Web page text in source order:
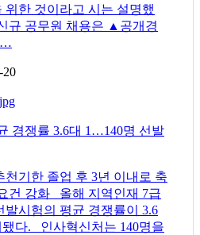
위한 것이라고 시는 설명했
규 공무원 채용은 ▲공개경
…
20
경쟁률 3.6대 1…140명 선발
천기한 졸업 후 3년 이내로 축
건 강화 올해 지역인재 7급
발시험의 평균 경쟁률이 3.6
됐다. 인사혁신처는 140명을